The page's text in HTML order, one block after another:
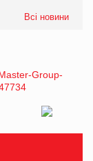
Всі новини